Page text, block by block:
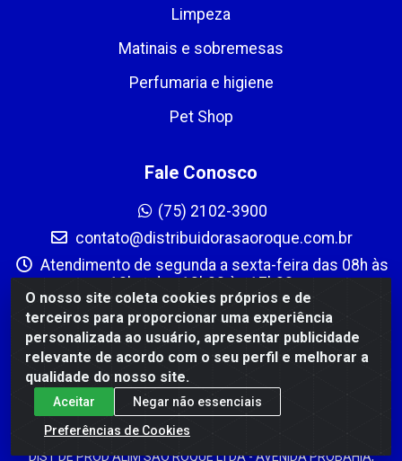
O nosso site coleta cookies próprios e de
terceiros para proporcionar uma experiência
personalizada ao usuário, apresentar publicidade
relevante de acordo com o seu perfil e melhorar a
qualidade do nosso site.
Aceitar
Negar não essenciais
Preferências de Cookies
Limpeza
Matinais e sobremesas
Perfumaria e higiene
Pet Shop
Fale Conosco
(75) 2102-3900
contato@distribuidorasaoroque.com.br
Atendimento de segunda a sexta-feira das 08h às
12h e das 13h30 às 17h30
Instagram
Formas de Pagamento
DIST DE PROD ALIM SÃO ROQUE LTDA - AVENIDA PROBAHIA,